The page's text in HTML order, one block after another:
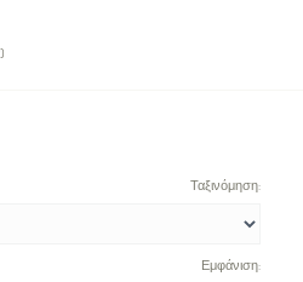
Ταξινόμηση:
Εμφάνιση: